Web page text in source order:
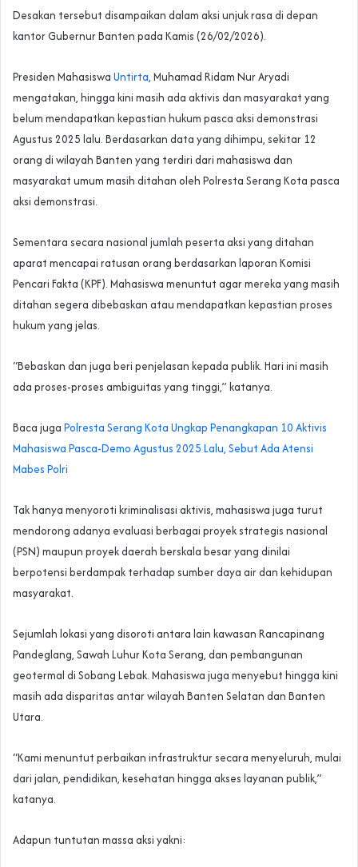
Desakan tersebut disampaikan dalam aksi unjuk rasa di depan
kantor Gubernur Banten pada Kamis (26/02/2026).
Presiden Mahasiswa Untirta, Muhamad Ridam Nur Aryadi
mengatakan, hingga kini masih ada aktivis dan masyarakat yang
belum mendapatkan kepastian hukum pasca aksi demonstrasi
Agustus 2025 lalu. Berdasarkan data yang dihimpu, sekitar 12
orang di wilayah Banten yang terdiri dari mahasiswa dan
masyarakat umum masih ditahan oleh Polresta Serang Kota pasca
aksi demonstrasi.
Sementara secara nasional jumlah peserta aksi yang ditahan
aparat mencapai ratusan orang berdasarkan laporan Komisi
Pencari Fakta (KPF). Mahasiswa menuntut agar mereka yang masih
ditahan segera dibebaskan atau mendapatkan kepastian proses
hukum yang jelas.
“Bebaskan dan juga beri penjelasan kepada publik. Hari ini masih
ada proses-proses ambiguitas yang tinggi,” katanya.
Baca juga Polresta Serang Kota Ungkap Penangkapan 10 Aktivis
Mahasiswa Pasca-Demo Agustus 2025 Lalu, Sebut Ada Atensi
Mabes Polri
Tak hanya menyoroti kriminalisasi aktivis, mahasiswa juga turut
mendorong adanya evaluasi berbagai proyek strategis nasional
(PSN) maupun proyek daerah berskala besar yang dinilai
berpotensi berdampak terhadap sumber daya air dan kehidupan
masyarakat.
Sejumlah lokasi yang disoroti antara lain kawasan Rancapinang
Pandeglang, Sawah Luhur Kota Serang, dan pembangunan
geotermal di Sobang Lebak. Mahasiswa juga menyebut hingga kini
masih ada disparitas antar wilayah Banten Selatan dan Banten
Utara.
“Kami menuntut perbaikan infrastruktur secara menyeluruh, mulai
dari jalan, pendidikan, kesehatan hingga akses layanan publik,”
katanya.
Adapun tuntutan massa aksi yakni: